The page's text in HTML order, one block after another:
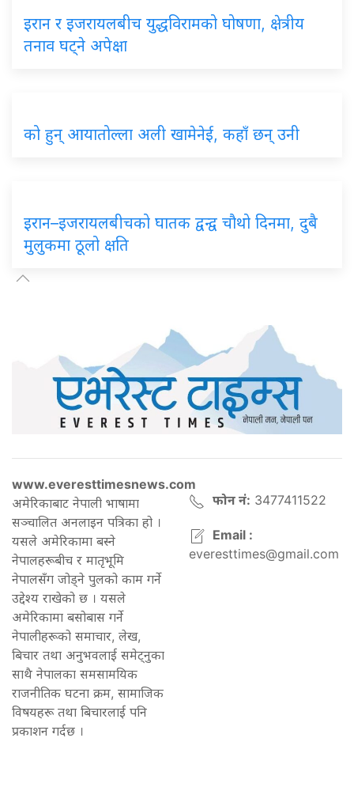
इरान र इजरायलबीच युद्धविरामको घोषणा, क्षेत्रीय
तनाव घट्ने अपेक्षा
को हुन् आयातोल्ला अली खामेनेई, कहाँ छन् उनी
इरान–इजरायलबीचको घातक द्वन्द्व चौथो दिनमा, दुबै
मुलुकमा ठूलो क्षति
www.everesttimesnews.com
अमेरिकाबाट नेपाली भाषामा
सञ्चालित अनलाइन पत्रिका हो ।
यसले अमेरिकामा बस्ने
नेपालहरूबीच र मातृभूमि
नेपालसँग जोड्ने पुलको काम गर्ने
उद्देश्य राखेको छ । यसले
अमेरिकामा बसोबास गर्ने
नेपालीहरूको समाचार, लेख,
बिचार तथा अनुभवलाई समेट्नुका
साथै नेपालका समसामयिक
राजनीतिक घटना क्रम, सामाजिक
विषयहरू तथा बिचारलाई पनि
प्रकाशन गर्दछ ।
फोन नं: 3477411522
Email :
everesttimes@gmail.com